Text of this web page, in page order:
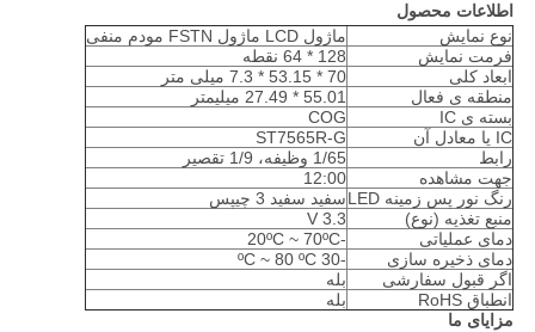
اطلاعات محصول
نوع نمایش
ماژول LCD ماژول FSTN مودم منفی
فرمت نمایش
128 * 64 نقطه
ابعاد کلی
70 * 53.15 * 7.3 میلی متر
منطقه ی فعال
55.01 * 27.49 میلیمتر
بسته ی IC
COG
IC یا معادل آن
ST7565R-G
رابط
1/65 وظیفه، 1/9 تقصیر
جهت مشاهده
12:00
رنگ نور پس زمینه LED
سفید سفید 3 چیپس
منبع تغذیه (نوع)
3.3 V
دمای عملیاتی
-20ºC ~ 70ºC
دمای ذخیره سازی
-30 ºC ~ 80 ºC
اگر قبول سفارشی
بله
انطباق RoHS
بله
مزایای ما